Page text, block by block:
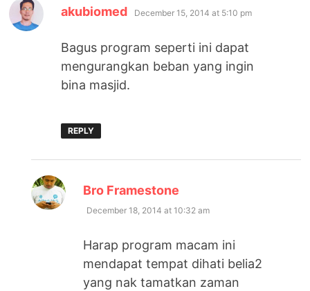
akubiomed says:
December 15, 2014 at 5:10 pm
Bagus program seperti ini dapat
mengurangkan beban yang ingin
bina masjid.
REPLY
Bro Framestone
December 18, 2014 at 10:32 am
Harap program macam ini
mendapat tempat dihati belia2
yang nak tamatkan zaman